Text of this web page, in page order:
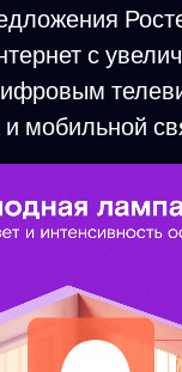
с
и мобильной